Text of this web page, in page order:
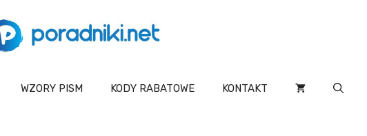
WZORY PISM KODY RABATOWE KONTAKT